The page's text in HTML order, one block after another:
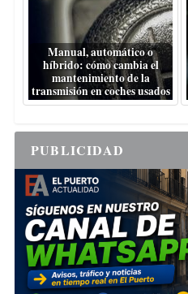
Manual, automático o
híbrido: cómo cambia el
mantenimiento de la
transmisión en coches usados
PUBLICIDAD